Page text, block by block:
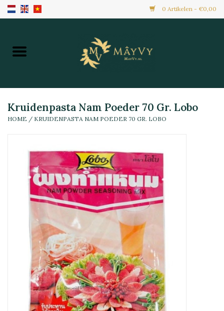
0 Artikelen - €0,00
Home
Nieuw Binnen
Alle Producten
Maaltijden & Hapjes
Kruidenpasta Nam Poeder 70 Gr. Lobo
HOME / KRUIDENPASTA NAM POEDER 70 GR. LOBO